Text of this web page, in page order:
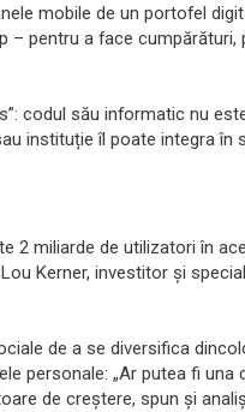
mobile de un portofel
– pentru a face
codul său informatic nu
instituție îl poate integra în
2 miliarde de utilizatori în
Kerner, investitor și
de a se diversifica
personale: „Ar putea fi
de creștere, spun și